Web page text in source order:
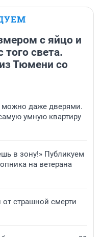
с яйцо и
света.
Тюмени со
можно даже дверями.
умную квартиру
в зону!» Публикуем
на ветерана
от страшной смерти